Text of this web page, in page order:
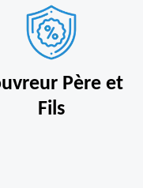
Père et
Fils